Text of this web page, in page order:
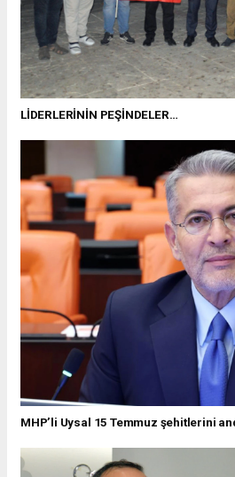
LİDERLERİNİN PEŞİNDELER…
MHP’li Uysal 15 Temmuz şehitlerini